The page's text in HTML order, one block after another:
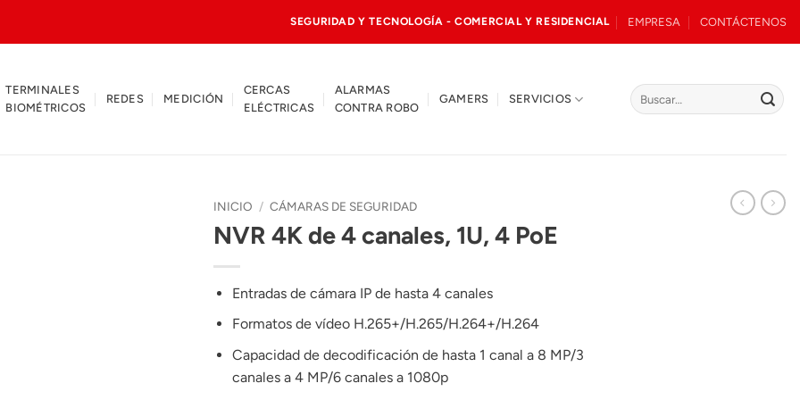
SEGURIDAD Y TECNOLOGÍA - COMERCIAL Y RESIDENCIAL EMPRESA CONTÁCTENOS
TERMINALES
BIOMÉTRICOS
REDES MEDICIÓN
CERCAS
ELÉCTRICAS
ALARMAS
CONTRA ROBO
GAMERS SERVICIOS
Buscar
por:
INICIO / CÁMARAS DE SEGURIDAD
NVR 4K de 4 canales, 1U, 4 PoE
Entradas de cámara IP de hasta 4 canales
Formatos de vídeo H.265+/H.265/H.264+/H.264
Capacidad de decodificación de hasta 1 canal a 8 MP/3
canales a 4 MP/6 canales a 1080p